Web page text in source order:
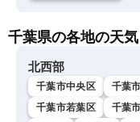
千葉県の各地の天気
北西部
千葉市中央区 千葉
千葉市若葉区
千葉